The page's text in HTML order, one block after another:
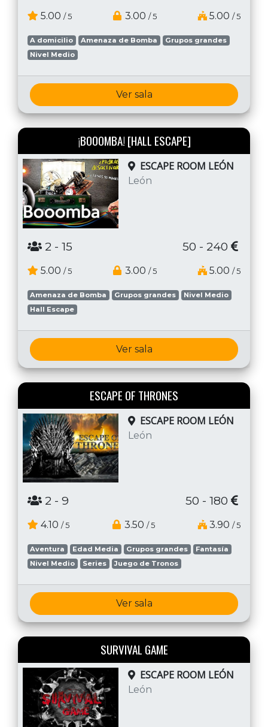
5.00 / 5 3.00 / 5 5.00 / 5
A domicilio Amenaza de Bomba
Grupos grandes
Nivel Medio
Ver sala
¡BOOOMBA! [HALL ESCAPE]
ESCAPE ROOM LEÓN
León
2 - 15 50 - 240
5.00 / 5 3.00 / 5 5.00 / 5
Amenaza de Bomba Grupos grandes
Nivel Medio
Hall Escape
Ver sala
ESCAPE OF THRONES
ESCAPE ROOM LEÓN
León
2 - 9 50 - 180
4.10 / 5 3.50 / 5 3.90 / 5
Aventura Edad Media Grupos grandes
Fantasía
Nivel Medio
Series Juego de Tronos
Ver sala
SURVIVAL GAME
ESCAPE ROOM LEÓN
León